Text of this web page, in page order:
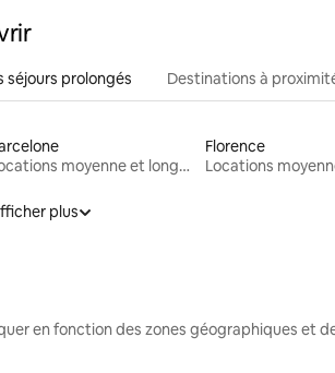
séjours prolongés Destinations à
Locations moyenne et longue durée
Florence
plus
en fonction des zones géographiques et